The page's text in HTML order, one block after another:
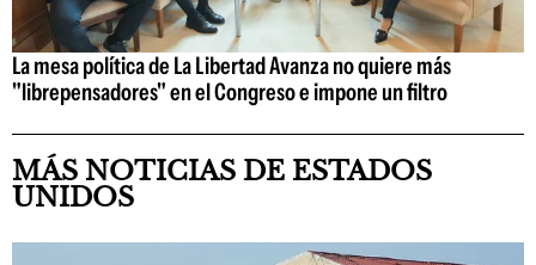
La mesa política de La Libertad Avanza no quiere más
"librepensadores" en el Congreso e impone un filtro
MÁS NOTICIAS DE ESTADOS
UNIDOS